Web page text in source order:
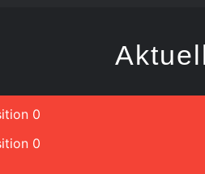
0
0